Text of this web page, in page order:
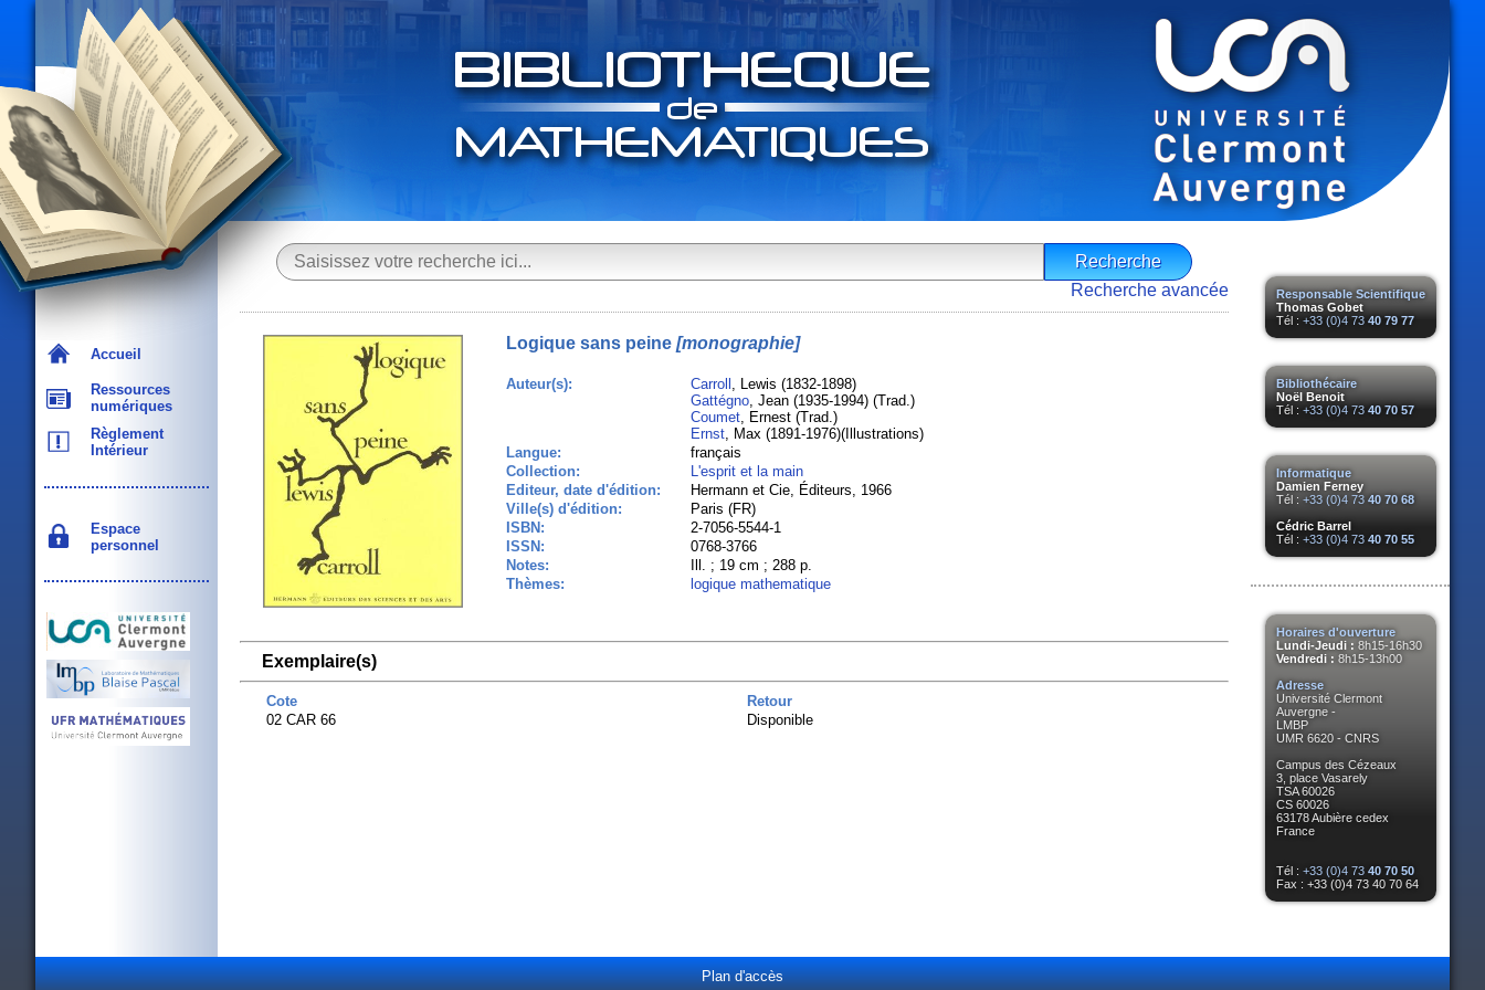
Accueil
Ressources
numériques
Règlement
Intérieur
Espace
personnel
Responsable Scientifique
Thomas Gobet
Tél : +33 (0)4 73 40 79 77
Bibliothécaire
Noël Benoit
Tél : +33 (0)4 73 40 70 57
Informatique
Damien Ferney
Tél : +33 (0)4 73 40 70 68
Cédric Barrel
Tél : +33 (0)4 73 40 70 55
Horaires d'ouverture
Lundi-Jeudi : 8h15-16h30
Vendredi : 8h15-13h00
Adresse
Université Clermont
Auvergne -
LMBP
UMR 6620 - CNRS
Campus des Cézeaux
3, place Vasarely
TSA 60026
CS 60026
63178 Aubière cedex
France
Tél : +33 (0)4 73 40 70 50
Fax : +33 (0)4 73 40 70 64
Recherche avancée
Logique sans peine[monographie]
Auteur(s): Carroll , Lewis (1832-1898)
Gattégno, Jean (1935-1994) (Trad.)
Coumet, Ernest (Trad.)
Ernst, Max (1891-1976)(Illustrations)
Langue:
français
Collection:
L'esprit et la main
Editeur, date d'édition:
Hermann et Cie, Éditeurs, 1966
Ville(s) d'édition:
Paris (FR)
ISBN:
2-7056-5544-1
ISSN:
0768-3766
Notes:
Ill. ; 19 cm ; 288 p.
Thèmes:
logique mathematique
Exemplaire(s)
Cote
Retour
02 CAR 66
Disponible
Plan d'accès